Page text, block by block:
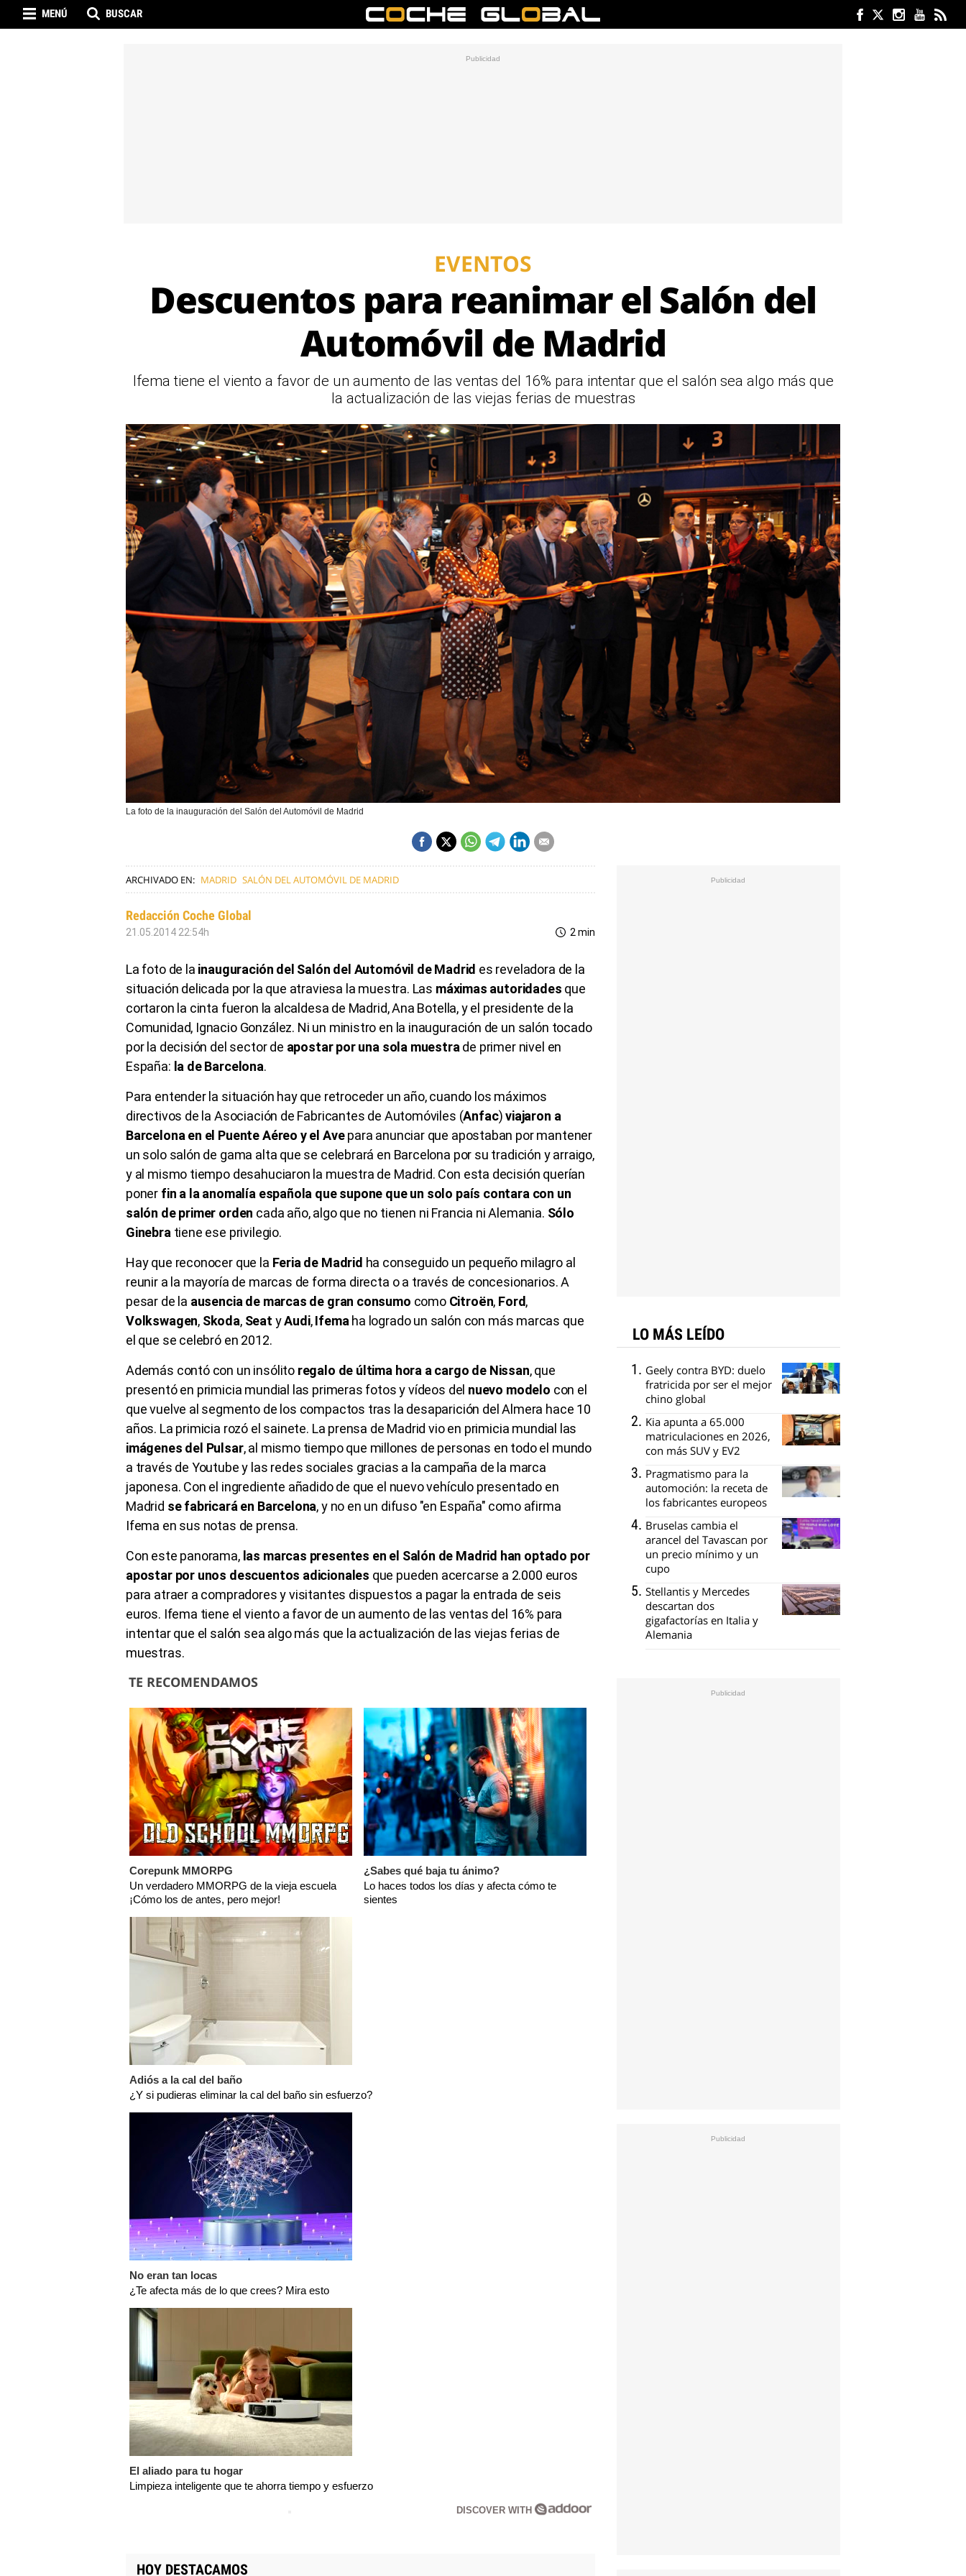
MENÚ BUSCAR
EVENTOS
Descuentos para reanimar el Salón del
Automóvil de Madrid
Ifema tiene el viento a favor de un aumento de las ventas del 16% para intentar que el salón sea algo más que
la actualización de las viejas ferias de muestras
La foto de la inauguración del Salón del Automóvil de Madrid
ARCHIVADO EN: MADRID SALÓN DEL AUTOMÓVIL DE MADRID
Redacción Coche Global
21.05.2014 22:54h 2 min
La foto de la inauguración del Salón del Automóvil de Madrid es reveladora de la
situación delicada por la que atraviesa la muestra. Las máximas autoridades que
cortaron la cinta fueron la alcaldesa de Madrid, Ana Botella, y el presidente de la
Comunidad, Ignacio González. Ni un ministro en la inauguración de un salón tocado
por la decisión del sector de apostar por una sola muestra de primer nivel en
España: la de Barcelona.
Para entender la situación hay que retroceder un año, cuando los máximos
directivos de la Asociación de Fabricantes de Automóviles (Anfac)viajaron a
Barcelona en el Puente Aéreo y el Avepara anunciar que apostaban por mantener
un solo salón de gama alta que se celebrará en Barcelona por su tradición y arraigo,
y al mismo tiempo desahuciaron la muestra de Madrid. Con esta decisión querían
poner fin a la anomalía española que supone que un solo país contara con un
salón de primer orden cada año, algo que no tienen ni Francia ni Alemania. Sólo
Ginebra tiene ese privilegio.
Hay que reconocer que la Feria de Madrid ha conseguido un pequeño milagro al
reunir a la mayoría de marcas de forma directa o a través de concesionarios. A
pesar de la ausencia de marcas de gran consumo como Citroën, Ford,
Volkswagen, Skoda, Seat yAudi,Ifema ha logrado un salón con más marcas que
el que se celebró en 2012.
Además contó con un insólito regalo de última hora a cargo de Nissan, que
presentó en primicia mundial las primeras fotos y vídeos del nuevo modelo con el
que vuelve al segmento de los compactos tras la desaparición del Almera hace 10
años. La primicia rozó el sainete. La prensa de Madrid vio en primicia mundial las
imágenes del Pulsar, al mismo tiempo que millones de personas en todo el mundo
a través de Youtube y las redes sociales gracias a la campaña de la marca
japonesa. Con el ingrediente añadido de que el nuevo vehículo presentado en
Madrid se fabricará en Barcelona, y no en un difuso "en España" como afirma
Ifema en sus notas de prensa.
Con este panorama, las marcas presentes en el Salón de Madrid han optado por
apostar por unos descuentos adicionales que pueden acercarse a 2.000 euros
para atraer a compradores y visitantes dispuestos a pagar la entrada de seis
euros. Ifema tiene el viento a favor de un aumento de las ventas del 16% para
intentar que el salón sea algo más que la actualización de las viejas ferias de
muestras.
TE RECOMENDAMOS
Corepunk MMORPG
Un verdadero MMORPG de la vieja escuela
¡Cómo los de antes, pero mejor!
¿Sabes qué baja tu ánimo?
Lo haces todos los días y afecta cómo te
sientes
Adiós a la cal del baño
¿Y si pudieras eliminar la cal del baño sin esfuerzo?
No eran tan locas
¿Te afecta más de lo que crees? Mira esto
El aliado para tu hogar
Limpieza inteligente que te ahorra tiempo y esfuerzo
DISCOVER WITH
HOY DESTACAMOS
LO MÁS LEÍDO
Geely contra BYD: duelo
fratricida por ser el mejor
chino global
Kia apunta a 65.000
matriculaciones en 2026,
con más SUV y EV2
Pragmatismo para la
automoción: la receta de
los fabricantes europeos
Bruselas cambia el
arancel del Tavascan por
un precio mínimo y un
cupo
Stellantis y Mercedes
descartan dos
gigafactorías en Italia y
Alemania